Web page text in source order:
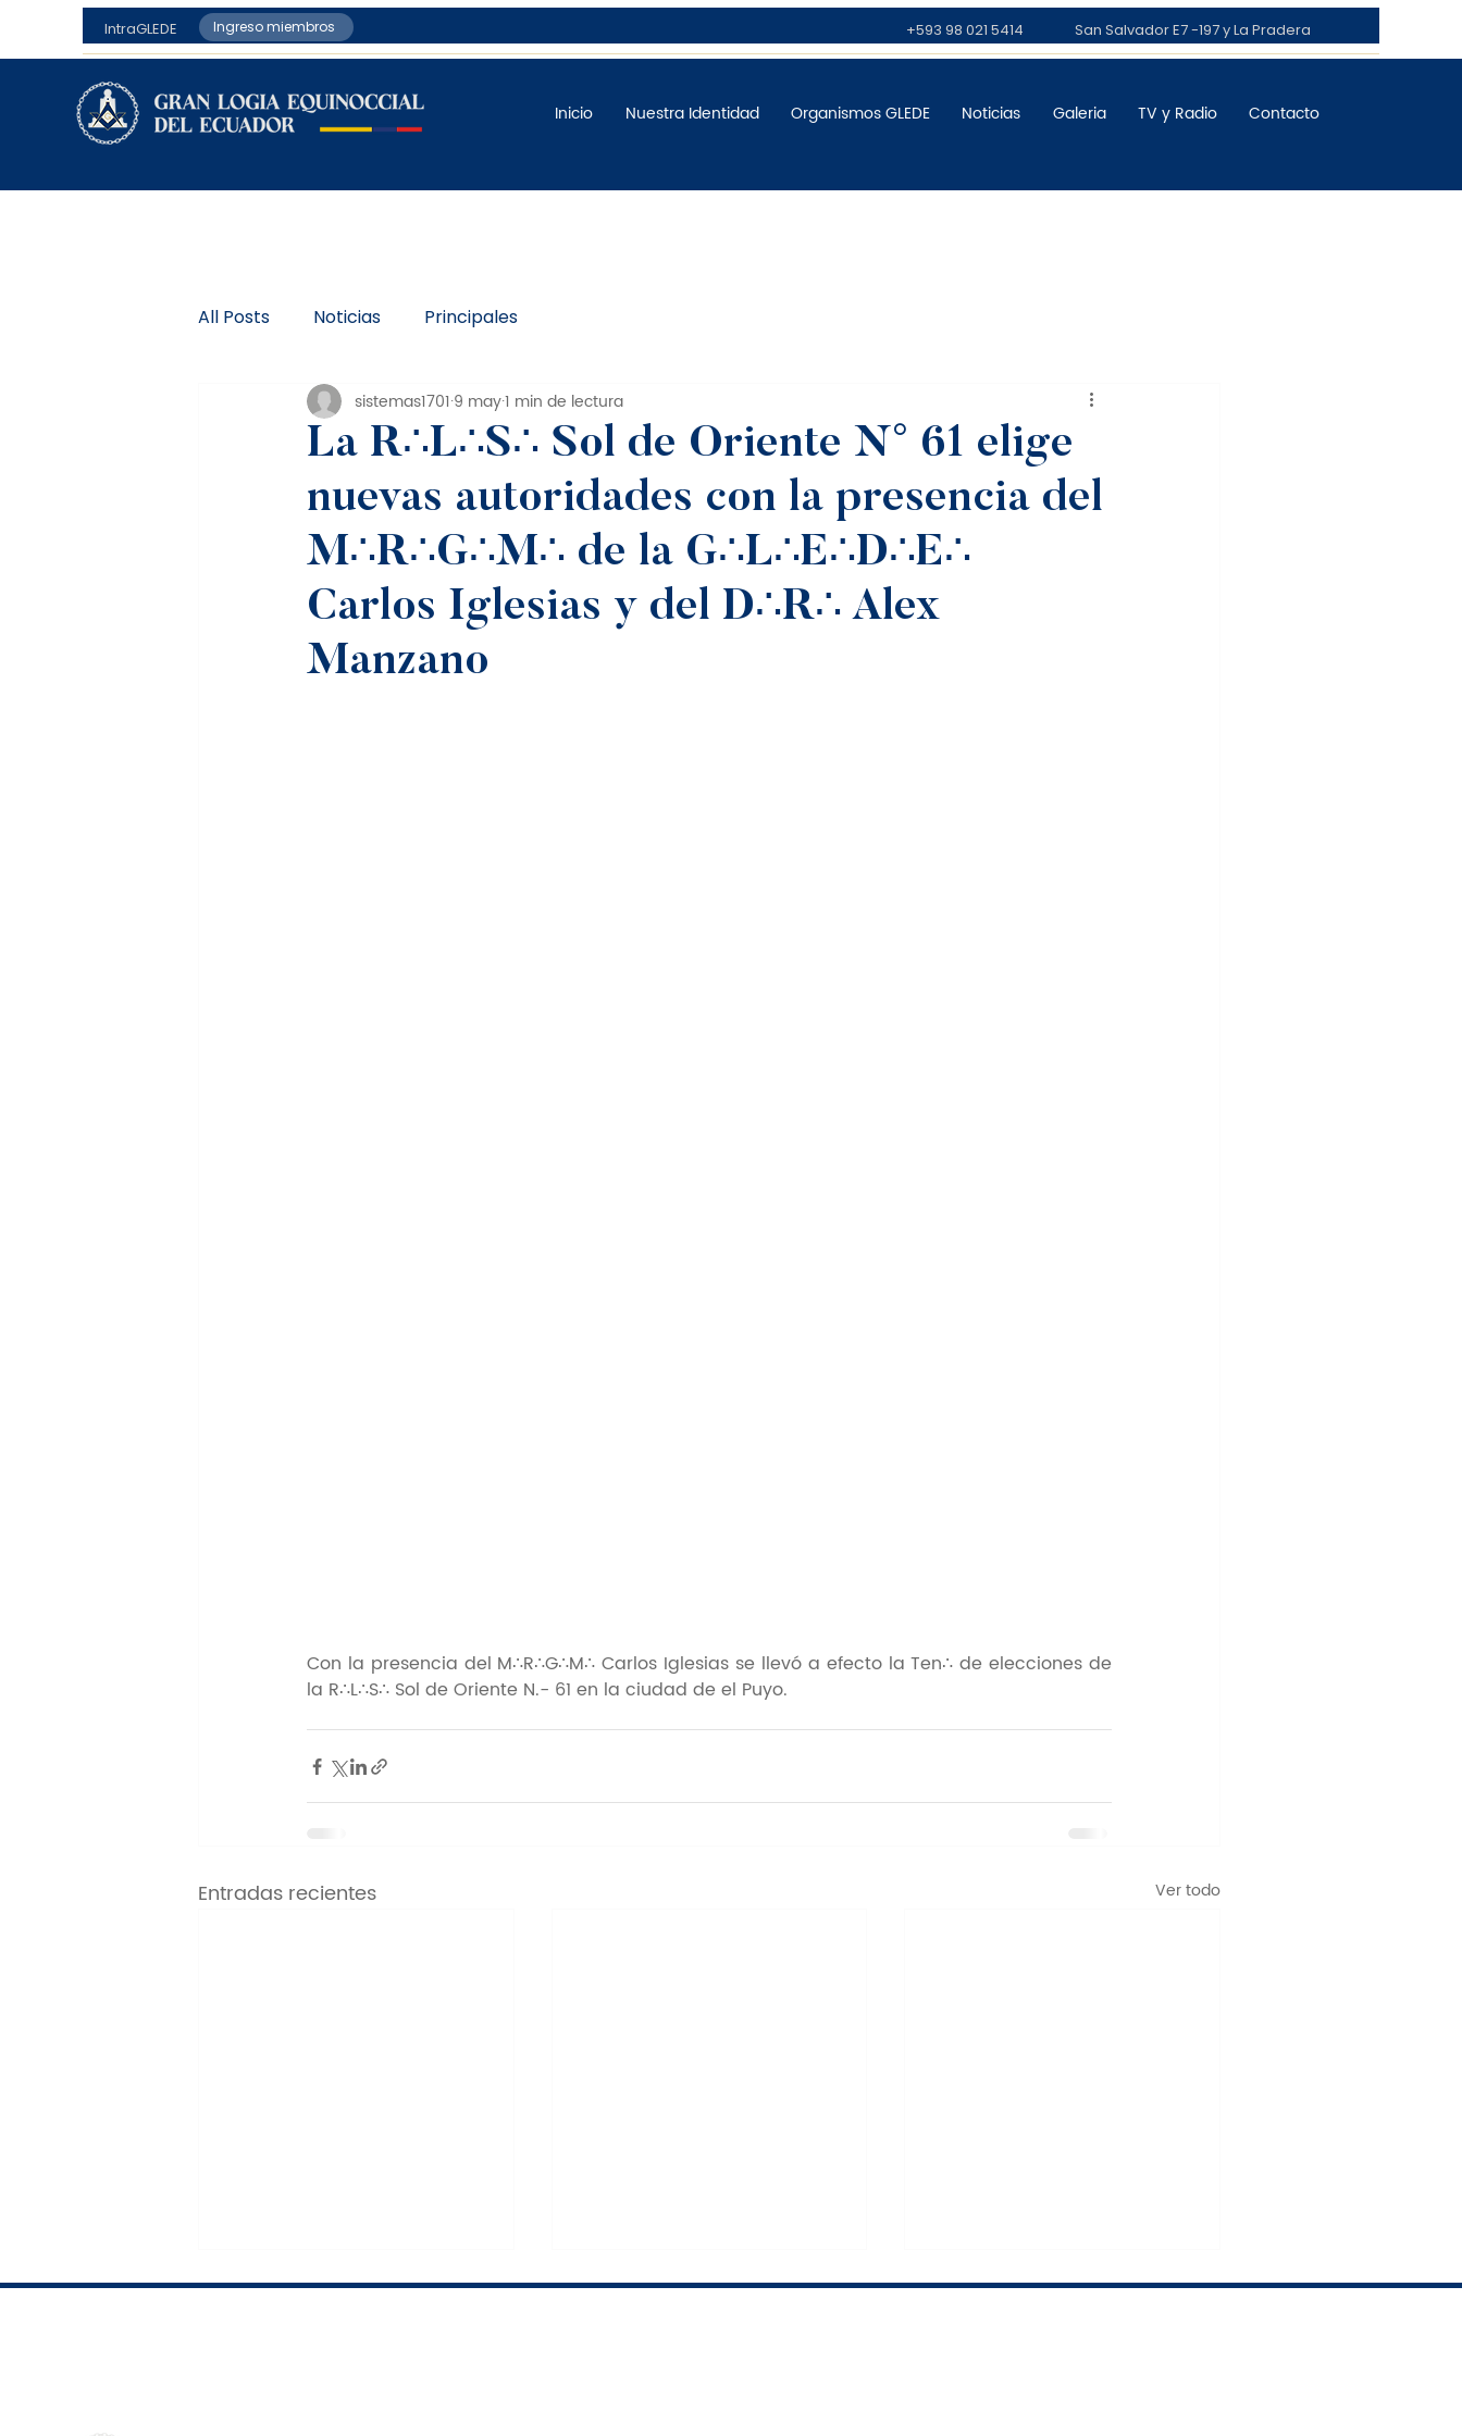
IntraGLEDE Ingreso miembros +593 98 021 5414 San Salvador E7 -197 y La Pradera
Inicio Nuestra Identidad Organismos GLEDE Noticias Galeria TV y Radio Contacto
All Posts Noticias Principales
La R∴L∴S∴ Sol de Oriente N° 61 elige
nuevas autoridades con la presencia del
M∴R∴G∴M∴ de la G∴L∴E∴D∴E∴
Carlos Iglesias y del D∴R∴ Alex
Manzano
sistemas1701 9 may1 min de lectura
Con la presencia del M∴R∴G∴M∴ Carlos Iglesias se llevó a efecto la Ten∴ de elecciones de
la R∴L∴S∴ Sol de Oriente N.- 61 en la ciudad de el Puyo.
Entradas recientes Ver todo